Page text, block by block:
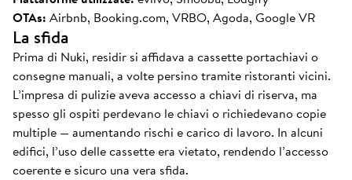
OTAs: Airbnb, Booking.com, VRBO, Agoda, Google VR
La sfida
Prima di Nuki, residir si affidava a cassette portachiavi o
consegne manuali, a volte persino tramite ristoranti vicini.
L’impresa di pulizie aveva accesso a chiavi di riserva, ma
spesso gli ospiti perdevano le chiavi o richiedevano copie
multiple — aumentando rischi e carico di lavoro. In alcuni
edifici, l’uso delle cassette era vietato, rendendo l’accesso
coerente e sicuro una vera sfida.